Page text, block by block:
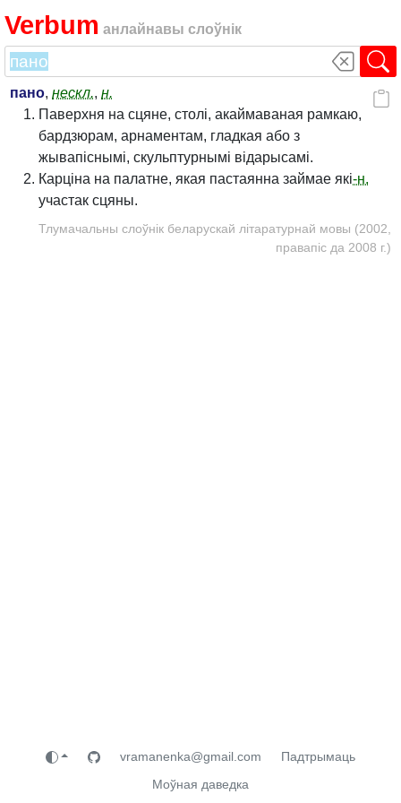
Verbum анлайнавы слоўнік
пано, нескл., н.
Паверхня на сцяне, столі, акаймаваная рамкаю,
бардзюрам, арнаментам, гладкая або з
жывапіснымі, скульптурнымі відарысамі.
Карціна на палатне, якая пастаянна займае які-н.
участак сцяны.
Тлумачальны слоўнік беларускай літаратурнай мовы (2002,
правапіс да 2008 г.)
vramanenka@gmail.com
Падтрымаць
Моўная даведка